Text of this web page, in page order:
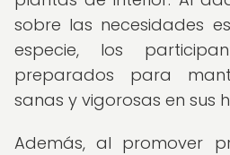
sobre las necesidades
especie, los
preparados para
sanas y vigorosas en sus
Además, al promover